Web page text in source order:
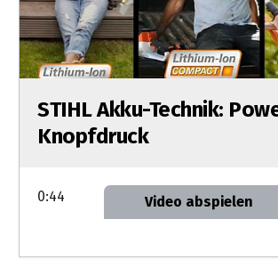
STIHL Akku-Technik:
Knopfdruck
0:44 Video abspielen